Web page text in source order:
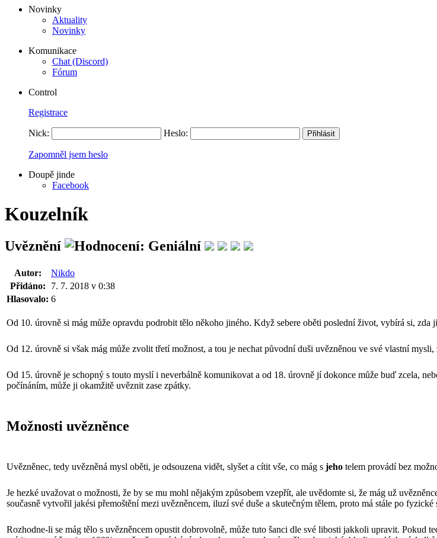
Novinky
Aktuality
Novinky
Komunikace
Chat (Discord)
Fórum
Control
Registrace
Nick: Heslo:
Zapomněl jsem heslo
Doupě jinde
Facebook
Kouzelník
Uvěznění
Autor:
Nikdo
Přidáno:
7. 7. 2018 v 0:38
Hlasovalo: 6
Od 10. úrovně si mág může opravdu podrobit tělo někoho jiného. Když sebere oběti poslední život, vybírá si, zda
Od 12. úrovně si však mág může zvolit třetí možnost, a tou je nechat původní duši uvězněnou ve své vlastní
Od 15. úrovně je schopný s touto myslí i neverbálně komunikovat a od 18. úrovně jí dokonce může buď zcela,
počínáním, může ji okamžitě uvěznit zase zpátky.
Možnosti uvězněnce
Uvězněnec, tedy uvězněná mysl oběti, je odsouzena vidět, slyšet a cítit vše, co mág s jeho telem provádí bez
Je hezké uvažovat o možnosti, že by se mu mohl nějakým způsobem vzepřít, ale uvědomte si, že mág už
současně vytvořil jakési přemoštění mezi uvězněncem, iluzí své duše a skutečným tělem, proto má stále po
Rozhodne-li se mág tělo s uvězněncem opustit dobrovolně, může tuto šanci dle své libosti jakkoli upravit. Pokud